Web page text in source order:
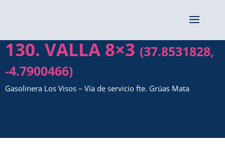
130. VALLA 8×3 (37.8531828,
-4.7900466)
Gasolinera Los Visos – Vía de servicio fte. Grúas Mata